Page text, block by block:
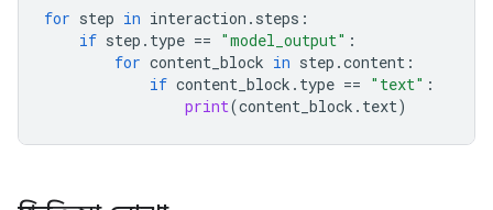
for step in interaction . steps :
if step . type == "model_output" :
for content_block in step .content :
if content_block . type == "text" :
print(content_block . text)